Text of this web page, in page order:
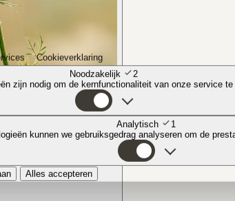
Cookieverklaring
Noodzakelijk
2
zijn nodig om de kernfunctionaliteit van onze service
Analytisch
1
kunnen we gebruiksgedrag analyseren om de
Alles accepteren